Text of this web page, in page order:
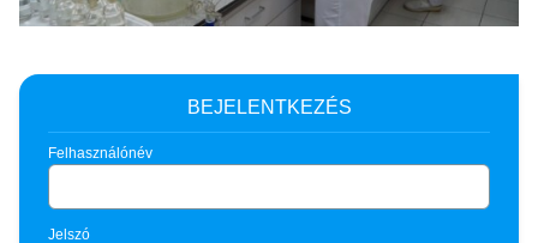
BEJELENTKEZÉS
Felhasználónév
Jelszó